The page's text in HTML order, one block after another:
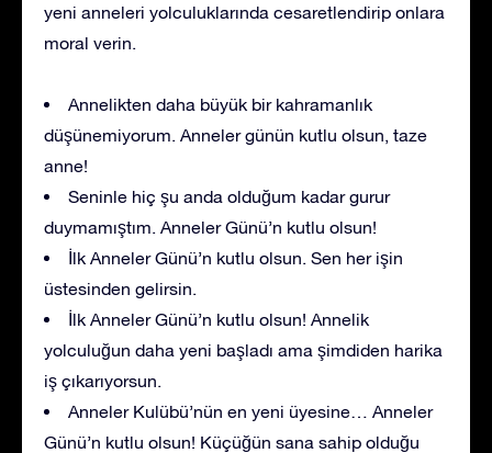
yeni anneleri yolculuklarında cesaretlendirip onlara
moral verin.
Annelikten daha büyük bir kahramanlık
düşünemiyorum. Anneler günün kutlu olsun, taze
anne!
Seninle hiç şu anda olduğum kadar gurur
duymamıştım. Anneler Günü’n kutlu olsun!
İlk Anneler Günü’n kutlu olsun. Sen her işin
üstesinden gelirsin.
İlk Anneler Günü’n kutlu olsun! Annelik
yolculuğun daha yeni başladı ama şimdiden harika
iş çıkarıyorsun.
Anneler Kulübü’nün en yeni üyesine… Anneler
Günü’n kutlu olsun! Küçüğün sana sahip olduğu